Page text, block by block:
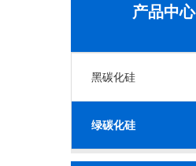
产品中心
黑碳化硅
绿碳化硅